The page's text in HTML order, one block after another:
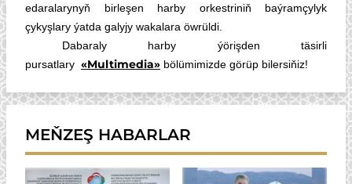
edaralarynyň birleşen harby orkestriniň baýramçylyk
çykyşlary ýatda galyjy wakalara öwrüldi.
Dabaraly harby ýörişden täsirli
pursatlary «Multimedia» bölümimizde görüp bilersiňiz!
MEŇZEŞ HABARLAR